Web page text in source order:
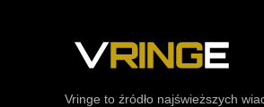
Vringe to źródło najświeższych